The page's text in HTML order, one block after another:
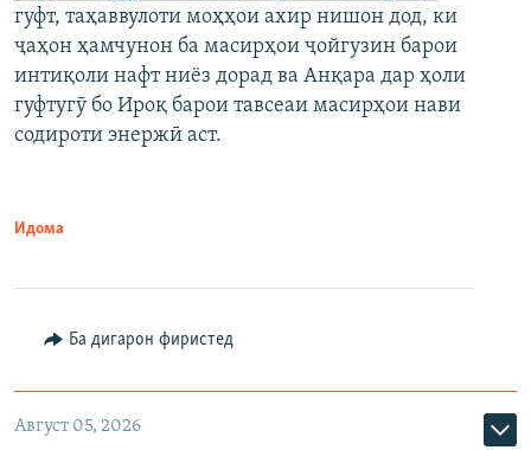
гуфт, таҳаввулоти моҳҳои ахир нишон дод, ки
ҷаҳон ҳамчунон ба масирҳои ҷойгузин барои
интиқоли нафт ниёз дорад ва Анқара дар ҳоли
гуфтугӯ бо Ироқ барои тавсеаи масирҳои нави
содироти энержӣ аст.
Идома
Ба дигарон фиристед
Август 05, 2026